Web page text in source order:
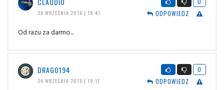
26 WRZEŚNIA 2016 | 18:41
ODPOWIEDZ
Od razu za darmo...
DRAGO194
26 WRZEŚNIA 2016 | 19:11
0
ODPOWIEDZ